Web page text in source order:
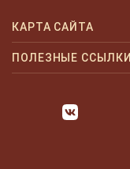
КАРТА САЙТА
Аукционы
Как продать
ПОЛЕЗНЫЕ ССЫЛКИ
Оплата и доставка
Часто задаваемые